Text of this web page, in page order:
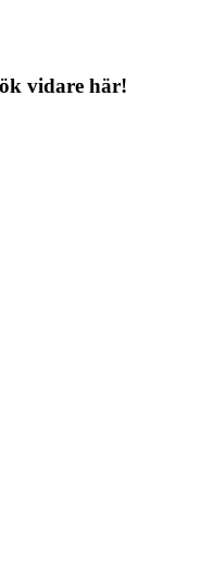
vidare här!